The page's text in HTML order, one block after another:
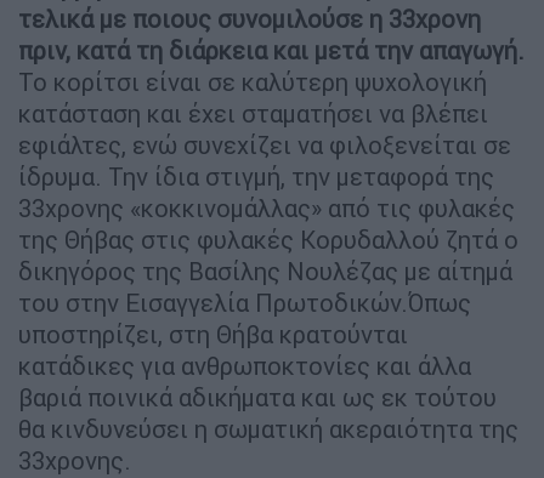
τελικά με ποιους συνομιλούσε η 33χρονη
πριν, κατά τη διάρκεια και μετά την απαγωγή.
Το κορίτσι είναι σε καλύτερη ψυχολογική
κατάσταση και έχει σταματήσει να βλέπει
εφιάλτες, ενώ συνεχίζει να φιλοξενείται σε
ίδρυμα. Την ίδια στιγμή, την μεταφορά της
33χρονης «κοκκινομάλλας» από τις φυλακές
της Θήβας στις φυλακές Κορυδαλλού ζητά ο
δικηγόρος της Βασίλης Νουλέζας με αίτημά
του στην Εισαγγελία Πρωτοδικών.Όπως
υποστηρίζει, στη Θήβα κρατούνται
κατάδικες για ανθρωποκτονίες και άλλα
βαριά ποινικά αδικήματα και ως εκ τούτου
θα κινδυνεύσει η σωματική ακεραιότητα της
33χρονης.